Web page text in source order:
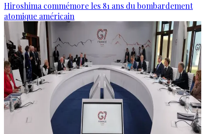
Hiroshima commémore les 81 ans du bombardement
atomique américain